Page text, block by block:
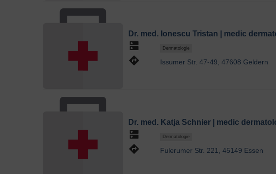
Dr. med. Ionescu Tristan | medic
dns Dermatologie
directions Issumer Str. 47-49, 47608 Geldern
Dr. med. Katja Schnier | medic
dns Dermatologie
directions Fulerumer Str. 221, 45149 Essen